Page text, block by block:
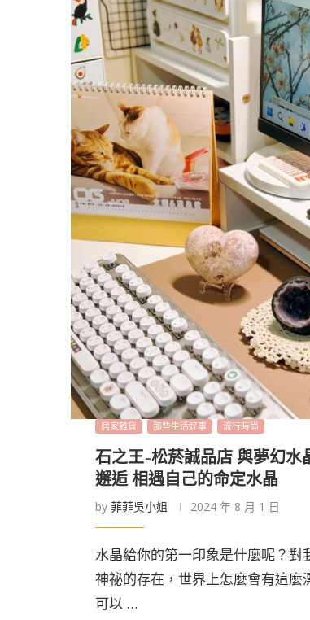
居家雜貨 那些生活好事 流行時尚
石之王-松菸誠品店 與夢幻
邂逅 相遇自己的命定水晶
by 菲菲吳小姐 2024 年 8 月 1 日
水晶給你的第一印象是什麼呢？對
神祕的存在，世界上怎麼會有這麼
可以 …